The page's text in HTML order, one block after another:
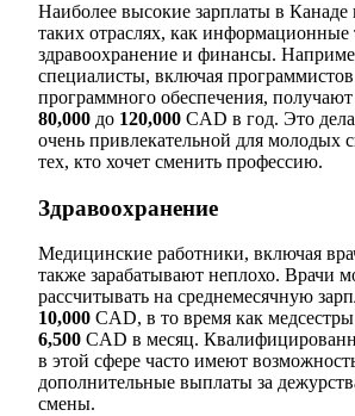
Наиболее высокие зарплаты в Канаде
таких отраслях, как информационные
здравоохранение и финансы.
специалисты, включая программистов
программного обеспечения,
80,000 до 120,000 CAD в год. Это
очень привлекательной для молодых
тех, кто хочет сменить профессию.
Здравоохранение
Медицинские работники, включая
также зарабатывают неплохо. Врачи
рассчитывать на среднемесячную
10,000 CAD, в то время как
6,500 CAD в месяц.
в этой сфере часто имеют
дополнительные выплаты за
смены.